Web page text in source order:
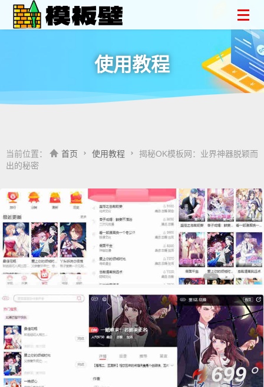
使用教程
当前位置： 首页 使用教程
揭秘OK模板网：业界神器脱颖而
出的秘密
699